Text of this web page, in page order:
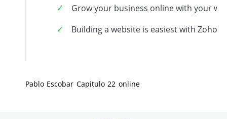
Pablo Escobar Capitulo 22 online